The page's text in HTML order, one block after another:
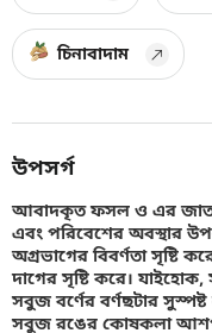
চিনাবাদাম
উপসর্গ
আবাদকৃত ফসল ও এর জাত,
এবং পরিবেশের অবস্থার
অগ্রভাগের বিবর্ণতা সৃষ্টি
দাগের সৃষ্টি করে।
সবুজ বর্ণের বর্ণছটার
সবুজ রঙের কোষকলা